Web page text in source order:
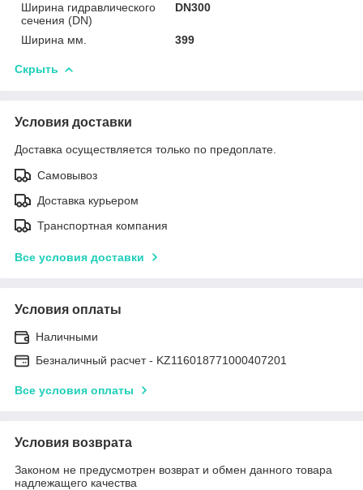
Ширина гидравлического
сечения (DN)
DN300
Ширина мм. 399
Скрыть
Условия доставки
Доставка осуществляется только по предоплате.
Самовывоз
Доставка курьером
Транспортная компания
Все условия доставки
Условия оплаты
Наличными
Безналичный расчет - KZ116018771000407201
Все условия оплаты
Условия возврата
Законом не предусмотрен возврат и обмен данного товара
надлежащего качества